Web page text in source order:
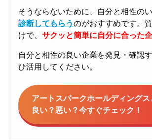
そうならないために、自分と相性の
診断してもらうのがおすすめです。
けで、 サクッと簡単に自分に合った
自分と相性の良い企業を発見・確認
ひ活用してください。
アートスパークホールディング
良い？悪い？今すぐチェック！